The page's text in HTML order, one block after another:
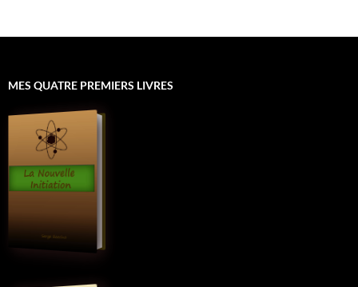
MES QUATRE PREMIERS LIVRES